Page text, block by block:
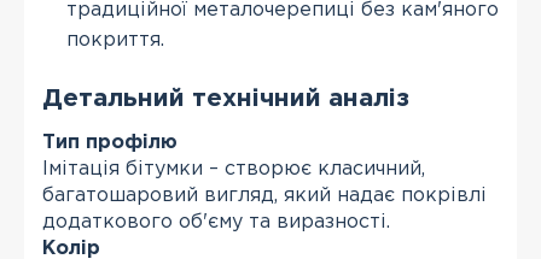
традиційної металочерепиці без кам'яного
покриття.
Детальний технічний аналіз
Тип профілю
Імітація бітумки – створює класичний,
багатошаровий вигляд, який надає покрівлі
додаткового об'єму та виразності.
Колір